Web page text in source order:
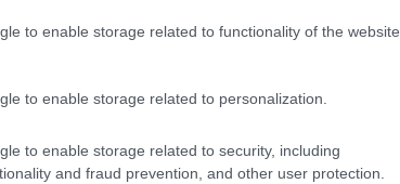
to enable storage related to functionality of the website
to enable storage related to personalization.
to enable storage related to security, including
and fraud prevention, and other user protection.